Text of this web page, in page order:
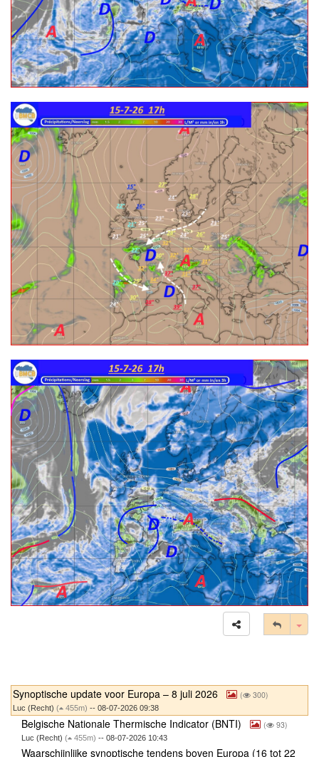
Synoptische update voor Europa – 8 juli 2026 ( 300)
Luc (Recht) ( 455m) -- 08-07-2026 09:38
Belgische Nationale Thermische Indicator (BNTI) ( 93)
Luc (Recht) ( 455m) -- 08-07-2026 10:43
Waarschijnlijke synoptische tendens boven Europa (16 tot 22